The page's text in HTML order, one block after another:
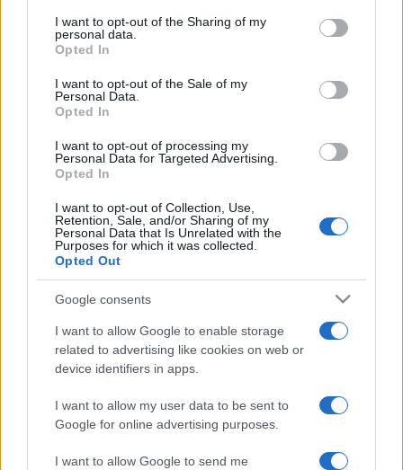
not limited to your visit or usage behaviour. You may click to
grant or deny consent to Google and its third-party tags to
use your data for below specified purposes in below Google
consent section.
I want to opt-out of the Sharing of my
personal data.
Opted In
I want to opt-out of the Sale of my
Personal Data.
Opted In
I want to opt-out of processing my
Personal Data for Targeted Advertising.
Opted In
I want to opt-out of Collection, Use,
Retention, Sale, and/or Sharing of my
Personal Data that Is Unrelated with the
Purposes for which it was collected.
Opted Out
Google consents
I want to allow Google to enable storage
related to advertising like cookies on web or
device identifiers in apps.
I want to allow my user data to be sent to
Google for online advertising purposes.
I want to allow Google to send me
ősszel. A festésben Sisa Balázs és több más ember is
segédkezett az iráni művésznek, hogy még a vízuma lejárta
közösségteremtő ereje is volt, barátságok szövődtek a
festés során – árulta el Sisa Balázs.
Ali Rastroonak már több kiállítása volt Európában, valamint
magyarországi kiállítását Jászberényben, a Szikra Galériában
láthatták az érdeklődők tavaly ősszel.
Fotó forrása: szoljon.hu
MEGOSZTÁS